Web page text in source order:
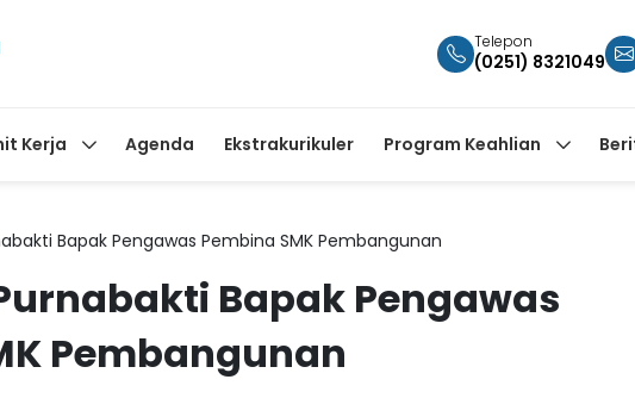
Telepon
(0251) 8321049
Kerja Agenda Ekstrakurikuler Program Keahlian
Bapak Pengawas Pembina SMK Pembangunan
Bapak Pengawas
Pembangunan